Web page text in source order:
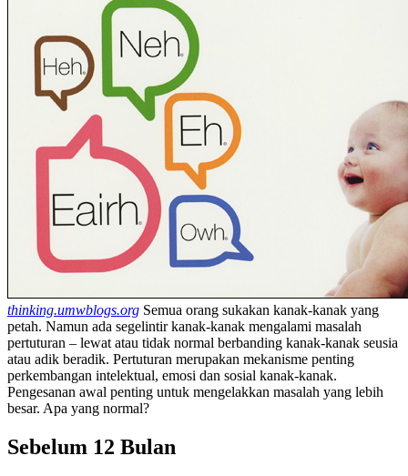
thinking.umwblogs.org Semua orang sukakan kanak-kanak yang
petah. Namun ada segelintir kanak-kanak mengalami masalah
pertuturan – lewat atau tidak normal berbanding kanak-kanak seusia
atau adik beradik. Pertuturan merupakan mekanisme penting
perkembangan intelektual, emosi dan sosial kanak-kanak.
Pengesanan awal penting untuk mengelakkan masalah yang lebih
besar. Apa yang normal?
Sebelum 12 Bulan